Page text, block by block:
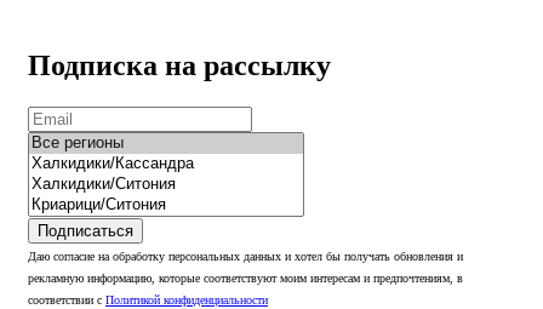
Подписка на рассылку
Подписаться
Даю согласие на обработку персональных данных и хотел бы получать обновления и
рекламную информацию, которые соответствуют моим интересам и предпочтениям, в
соответствии с Политикой конфиденциальности